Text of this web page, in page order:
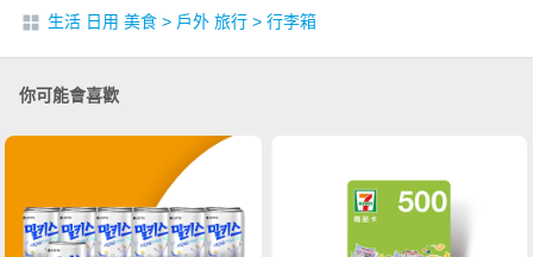
生活 日用 美食 > 戶外 旅行 > 行李箱
你可能會喜歡